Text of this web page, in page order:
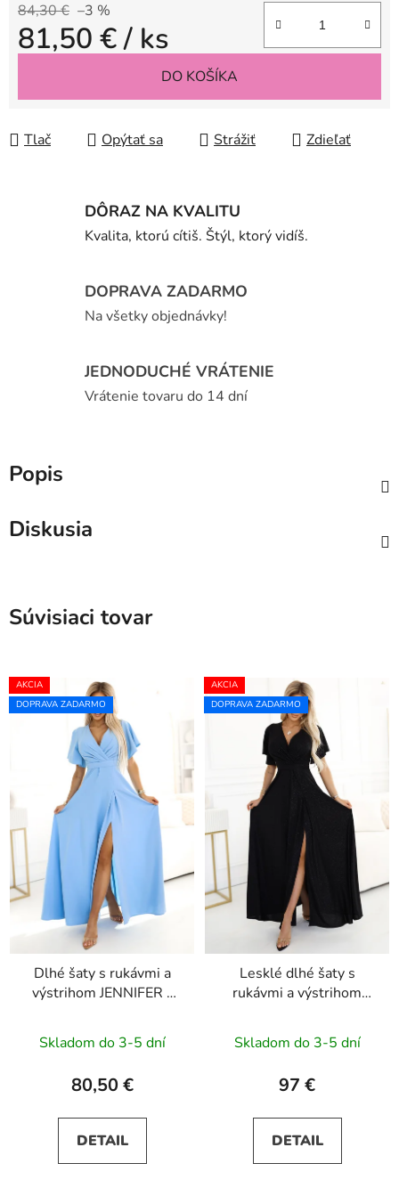
84,30 € –3 %
81,50 €/ ks
DO KOŠÍKA
Tlač Opýtať sa Strážiť Zdieľať
DÔRAZ NA KVALITU
Kvalita, ktorú cítiš. Štýl, ktorý vidíš.
DOPRAVA ZADARMO
Na všetky objednávky!
JEDNODUCHÉ VRÁTENIE
Vrátenie tovaru do 14 dní
Popis
Diskusia
Súvisiaci tovar
AKCIA
DOPRAVA ZADARMO
Dlhé šaty s rukávmi a
výstrihom JENNIFER -
Skladom do 3-5 dní
80,50 €
DETAIL
AKCIA
DOPRAVA ZADARMO
Lesklé dlhé šaty s
rukávmi a výstrihom
trblietkami
Skladom do 3-5 dní
97 €
DETAIL